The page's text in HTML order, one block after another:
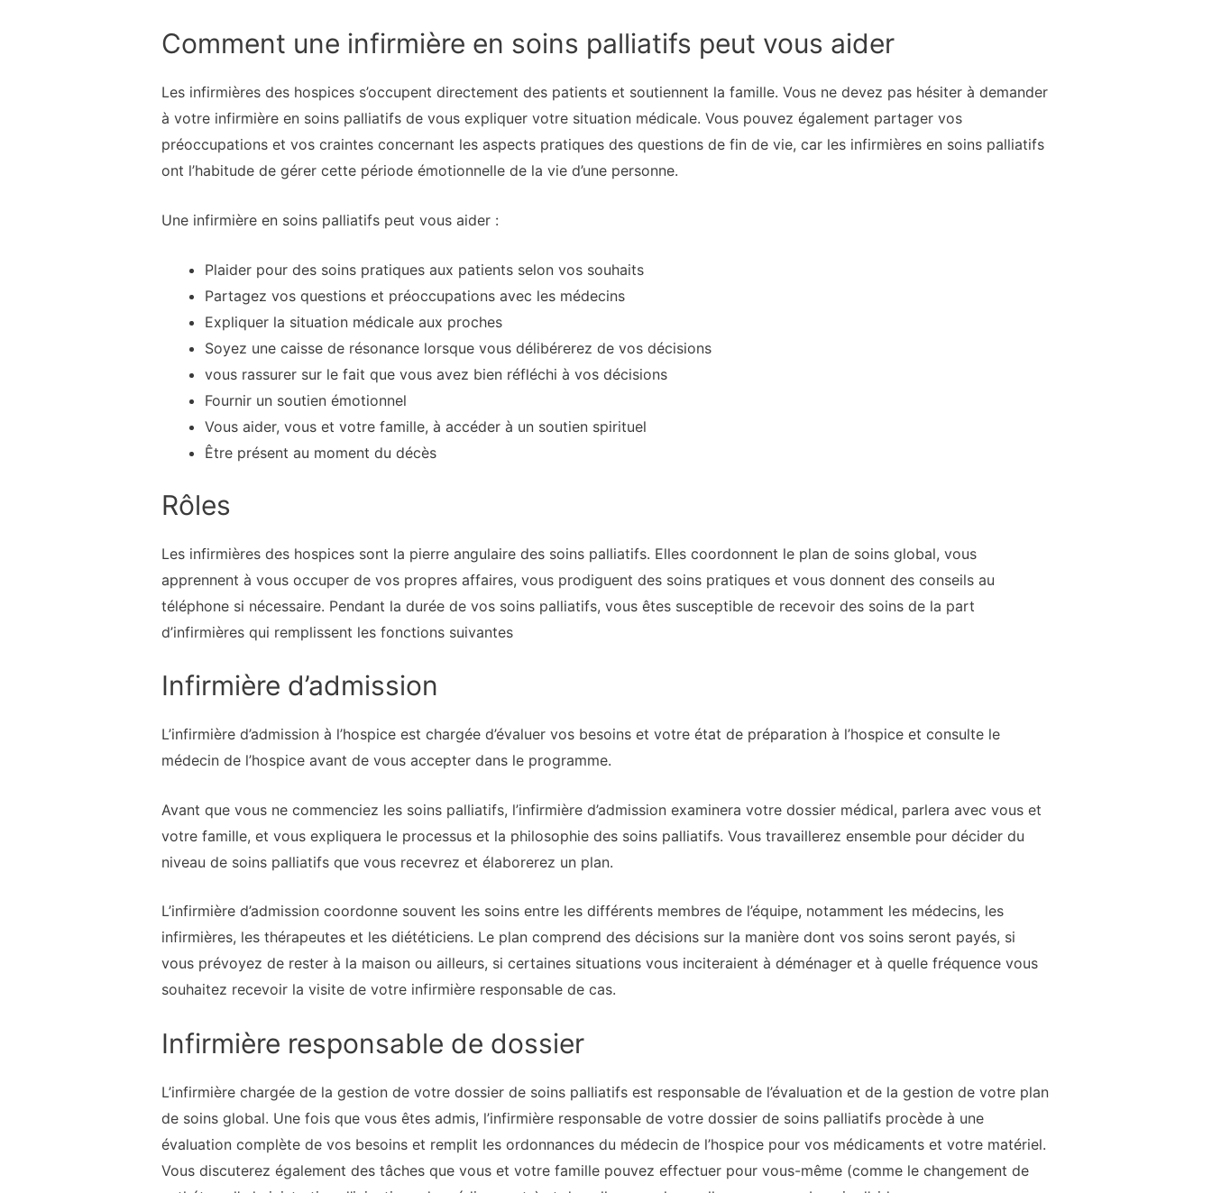
Comment une infirmière en soins palliatifs peut vous aider
Les infirmières des hospices s’occupent directement des patients et soutiennent la famille. Vous ne devez pas hésiter à demander
à votre infirmière en soins palliatifs de vous expliquer votre situation médicale. Vous pouvez également partager vos
préoccupations et vos craintes concernant les aspects pratiques des questions de fin de vie, car les infirmières en soins palliatifs
ont l’habitude de gérer cette période émotionnelle de la vie d’une personne.
Une infirmière en soins palliatifs peut vous aider :
Plaider pour des soins pratiques aux patients selon vos souhaits
Partagez vos questions et préoccupations avec les médecins
Expliquer la situation médicale aux proches
Soyez une caisse de résonance lorsque vous délibérerez de vos décisions
vous rassurer sur le fait que vous avez bien réfléchi à vos décisions
Fournir un soutien émotionnel
Vous aider, vous et votre famille, à accéder à un soutien spirituel
Être présent au moment du décès
Rôles
Les infirmières des hospices sont la pierre angulaire des soins palliatifs. Elles coordonnent le plan de soins global, vous
apprennent à vous occuper de vos propres affaires, vous prodiguent des soins pratiques et vous donnent des conseils au
téléphone si nécessaire. Pendant la durée de vos soins palliatifs, vous êtes susceptible de recevoir des soins de la part
d’infirmières qui remplissent les fonctions suivantes
Infirmière d’admission
L’infirmière d’admission à l’hospice est chargée d’évaluer vos besoins et votre état de préparation à l’hospice et consulte le
médecin de l’hospice avant de vous accepter dans le programme.
Avant que vous ne commenciez les soins palliatifs, l’infirmière d’admission examinera votre dossier médical, parlera avec vous et
votre famille, et vous expliquera le processus et la philosophie des soins palliatifs. Vous travaillerez ensemble pour décider du
niveau de soins palliatifs que vous recevrez et élaborerez un plan.
L’infirmière d’admission coordonne souvent les soins entre les différents membres de l’équipe, notamment les médecins, les
infirmières, les thérapeutes et les diététiciens. Le plan comprend des décisions sur la manière dont vos soins seront payés, si
vous prévoyez de rester à la maison ou ailleurs, si certaines situations vous inciteraient à déménager et à quelle fréquence vous
souhaitez recevoir la visite de votre infirmière responsable de cas.
Infirmière responsable de dossier
L’infirmière chargée de la gestion de votre dossier de soins palliatifs est responsable de l’évaluation et de la gestion de votre plan
de soins global. Une fois que vous êtes admis, l’infirmière responsable de votre dossier de soins palliatifs procède à une
évaluation complète de vos besoins et remplit les ordonnances du médecin de l’hospice pour vos médicaments et votre matériel.
Vous discuterez également des tâches que vous et votre famille pouvez effectuer pour vous-même (comme le changement de